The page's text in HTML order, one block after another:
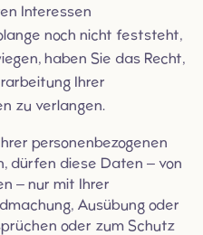
Interessen
noch nicht feststeht,
haben Sie das Recht,
Ihrer
zu verlangen.
personenbezogenen
dürfen diese Daten – von
– nur mit Ihrer
Ausübung oder
oder zum Schutz